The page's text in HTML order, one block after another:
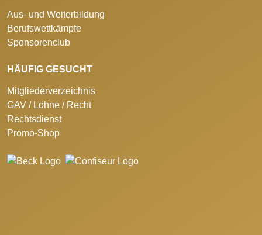
Aus- und Weiterbildung
Berufswettkämpfe
Sponsorenclub
HÄUFIG GESUCHT
Mitgliederverzeichnis
GAV / Löhne / Recht
Rechtsdienst
Promo-Shop